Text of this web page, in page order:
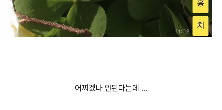
어쩌겠나 안된다는데 ...